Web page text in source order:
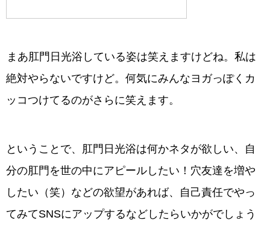
まあ肛門日光浴している姿は笑えますけどね。私は
絶対やらないですけど。何気にみんなヨガっぽくカ
ッコつけてるのがさらに笑えます。
ということで、肛門日光浴は何かネタが欲しい、自
分の肛門を世の中にアピールしたい！穴友達を増や
したい（笑）などの欲望があれば、自己責任でやっ
てみてSNSにアップするなどしたらいかがでしょう